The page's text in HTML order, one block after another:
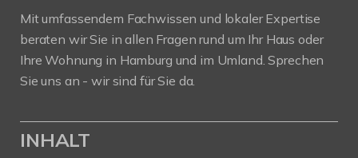
Mit umfassendem Fachwissen und lokaler Expertise
beraten wir Sie in allen Fragen rund um Ihr Haus oder
Ihre Wohnung in Hamburg und im Umland. Sprechen
Sie uns an - wir sind für Sie da.
INHALT